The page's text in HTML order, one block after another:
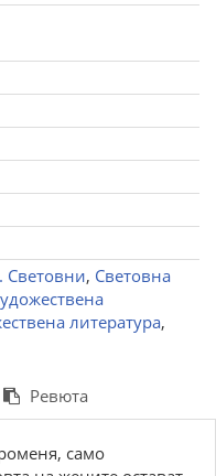
Световни, Световна
литература,
Ревюта
само